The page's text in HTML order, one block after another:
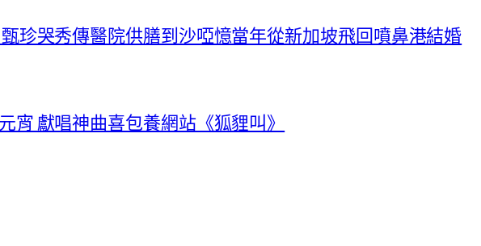
珍哭秀傳醫院供膳到沙啞憶當年從新加坡飛回噴鼻港結婚
宵 獻唱神曲喜包養網站《狐貍叫》